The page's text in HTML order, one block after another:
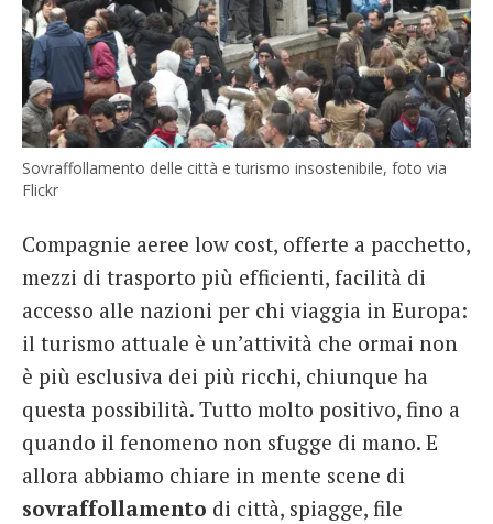
Sovraffollamento delle città e turismo insostenibile, foto via
Flickr
Compagnie aeree low cost, offerte a pacchetto,
mezzi di trasporto più efficienti, facilità di
accesso alle nazioni per chi viaggia in Europa:
il turismo attuale è un’attività che ormai non
è più esclusiva dei più ricchi, chiunque ha
questa possibilità. Tutto molto positivo, fino a
quando il fenomeno non sfugge di mano. E
allora abbiamo chiare in mente scene di
sovraffollamento di città, spiagge, file